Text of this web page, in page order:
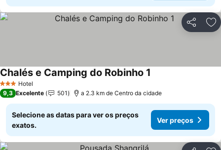
Partilhar
3 EstrelasHotel
Chalés e Camping do Robinho 1
9,3 Excelente 501 a 2.3 km de Centro da cidade
Selecione as datas para ver os preços
exatos.
Ver preços